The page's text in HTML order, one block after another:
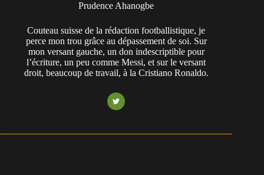
Prudence Ahanogbe
Couteau suisse de la rédaction footballistique, je
perce mon trou grâce au dépassement de soi. Sur
mon versant gauche, un don indescriptible pour
l’écriture, un peu comme Messi, et sur le versant
droit, beaucoup de travail, à la Cristiano Ronaldo.